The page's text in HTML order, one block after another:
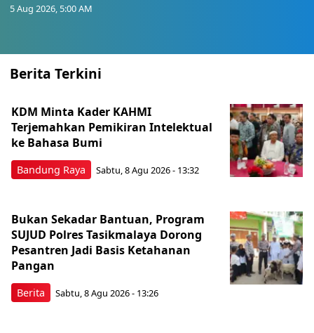
5 Aug 2026, 5:00 AM
Berita Terkini
Bandung Raya
KDM Minta Kader KAHMI
Terjemahkan Pemikiran Intelektual
ke Bahasa Bumi
Sabtu, 8 Agu 2026 - 13:32
Berita
Bukan Sekadar Bantuan, Program
SUJUD Polres Tasikmalaya Dorong
Pesantren Jadi Basis Ketahanan
Pangan
Sabtu, 8 Agu 2026 - 13:26